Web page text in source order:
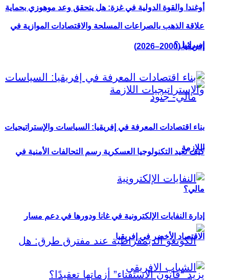
أوغندا والقوة الدولية في غزة: هل يتحقق وعد موهوزي بحماية
إسرائيل؟
كيف تعيد التكنولوجيا العسكرية رسم التحالفات الأمنية في
مالي؟
علاقة الذهب بالصراعات المسلحة والاقتصادات الموازية في
إفريقيا (2000–2026)
بناء اقتصادات المعرفة في إفريقيا: السياسات والإستراتيجيات
اللازمة
إدارة النفايات الإلكترونية في غانا ودورها في دعم مسار
الاقتصاد الأخضر في إفريقيا